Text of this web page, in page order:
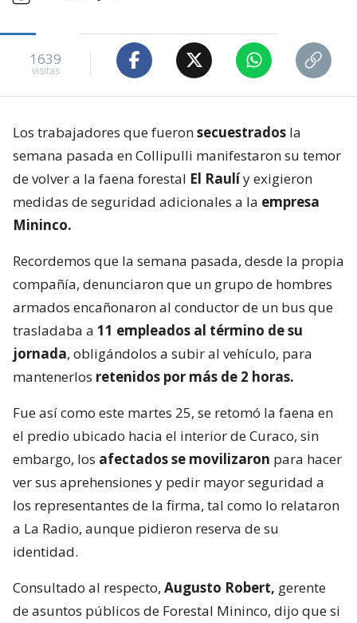
1639
visitas
Los trabajadores que fueronsecuestrados la
semana pasada en Collipulli manifestaron su temor
de volver a la faena forestal El Raulíy exigieron
medidas de seguridad adicionales a la empresa
Mininco.
Recordemos que la semana pasada, desde la propia
compañía, denunciaron que un grupo de hombres
armados encañonaron al conductor de un bus que
trasladaba a 11 empleados al término de su
jornada, obligándolos a subir al vehículo, para
mantenerlos retenidos por más de 2 horas.
Fue así como este martes 25, se retomó la faena en
el predio ubicado hacia el interior de Curaco, sin
embargo, los afectados se movilizaron para hacer
ver sus aprehensiones y pedir mayor seguridad a
los representantes de la firma, tal como lo relataron
a La Radio, aunque pidieron reserva de su
identidad.
Consultado al respecto, Augusto Robert, gerente
de asuntos públicos de Forestal Mininco, dijo que si